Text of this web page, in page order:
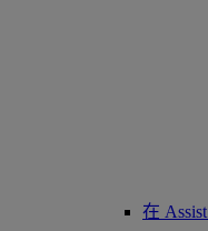
在